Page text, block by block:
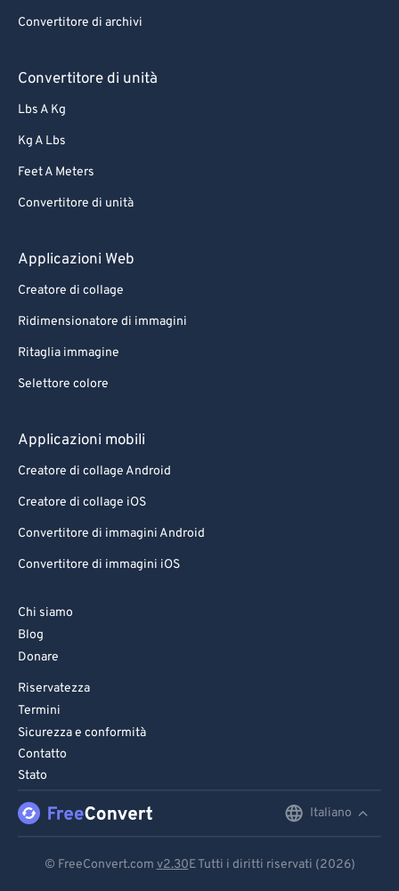
Convertitore di archivi
Convertitore di unità
Lbs A Kg
Kg A Lbs
Feet A Meters
Convertitore di unità
Applicazioni Web
Creatore di collage
Ridimensionatore di immagini
Ritaglia immagine
Selettore colore
Applicazioni mobili
Creatore di collage Android
Creatore di collage iOS
Convertitore di immagini Android
Convertitore di immagini iOS
Chi siamo
Blog
Donare
Riservatezza
Termini
Sicurezza e conformità
Contatto
Stato
Italiano
© FreeConvert.com v2.30E Tutti i diritti riservati (2026)